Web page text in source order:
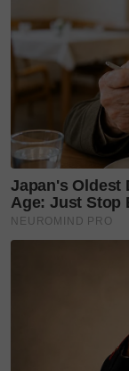
Layari portal
Jangan lupa
Twitter,YouTube
untuk info dan
Jangan lupa
KUCING
cawangan KK
secara online di